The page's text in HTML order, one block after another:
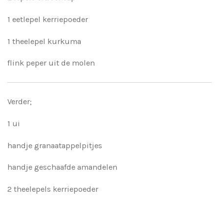
1 eetlepel kerriepoeder
1 theelepel kurkuma
flink peper uit de molen
Verder;
1 ui
handje granaatappelpitjes
handje geschaafde amandelen
2 theelepels kerriepoeder